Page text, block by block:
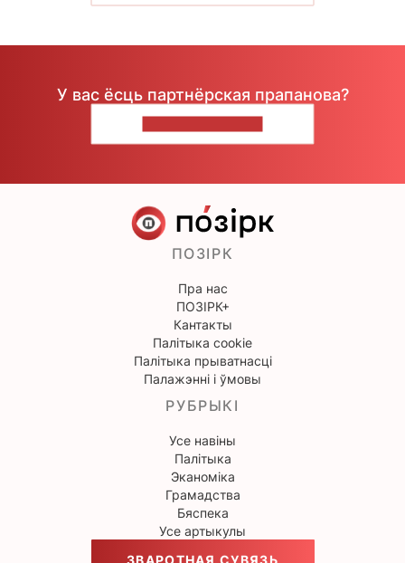
У вас ёсць партнёрская прапанова?
ПОЗІРК
Пра нас
ПОЗІРК+
Кантакты
Палітыка cookie
Палітыка прыватнасці
Палажэнні і ўмовы
РУБРЫКІ
Усе навіны
Палітыка
Эканоміка
Грамадства
Бяспека
Усе артыкулы
ЗВАРОТНАЯ СУВЯЗЬ